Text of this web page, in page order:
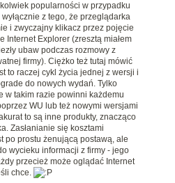
popularności w przypadku
wyłącznie z tego, że przeglądarka
i zwyczajny klikacz przez pojęcie
Internet Explorer (zresztą miałem
ubaw podczas rozmowy z
firmy). Ciężko też tutaj mówić
to raczej cykl życia jednej z wersji i
do nowych wydań. Tylko
w takim razie powinni każdemu
WU lub też nowymi wersjami
to są inne produkty, znacząco
Zasłanianie się kosztami
po prostu żenującą postawą, ale
wycieku informacji z firmy - jego
przecież może oglądać Internet
chce.